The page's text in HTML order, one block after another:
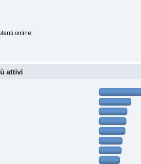
online:
attivi